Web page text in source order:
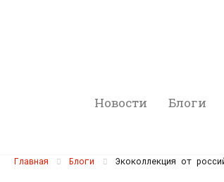
Новости Блоги
Главная Блоги Экоколлекция от